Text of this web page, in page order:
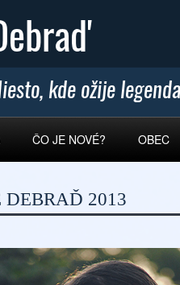
ČO JE NOVÉ? OBEC
DEBRAĎ 2013